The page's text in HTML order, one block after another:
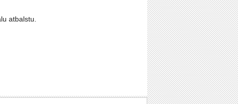
atbalstu.